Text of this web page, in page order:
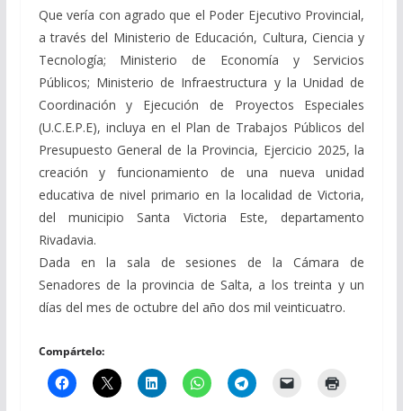
Que vería con agrado que el Poder Ejecutivo Provincial,
a través del Ministerio de Educación, Cultura, Ciencia y
Tecnología; Ministerio de Economía y Servicios
Públicos; Ministerio de Infraestructura y la Unidad de
Coordinación y Ejecución de Proyectos Especiales
(U.C.E.P.E), incluya en el Plan de Trabajos Públicos del
Presupuesto General de la Provincia, Ejercicio 2025, la
creación y funcionamiento de una nueva unidad
educativa de nivel primario en la localidad de Victoria,
del municipio Santa Victoria Este, departamento
Rivadavia.
Dada en la sala de sesiones de la Cámara de
Senadores de la provincia de Salta, a los treinta y un
días del mes de octubre del año dos mil veinticuatro.
Compártelo: